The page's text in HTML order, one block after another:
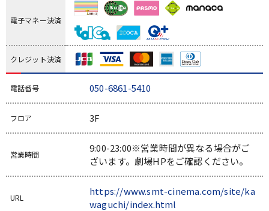
電子マネー決済
クレジット決済
電話番号 050-6861-5410
フロア 3F
営業時間
9:00-23:00※営業時間が異なる場合がご
ざいます。劇場HPをご確認ください。
URL
https://www.smt-cinema.com/site/ka
waguchi/index.html